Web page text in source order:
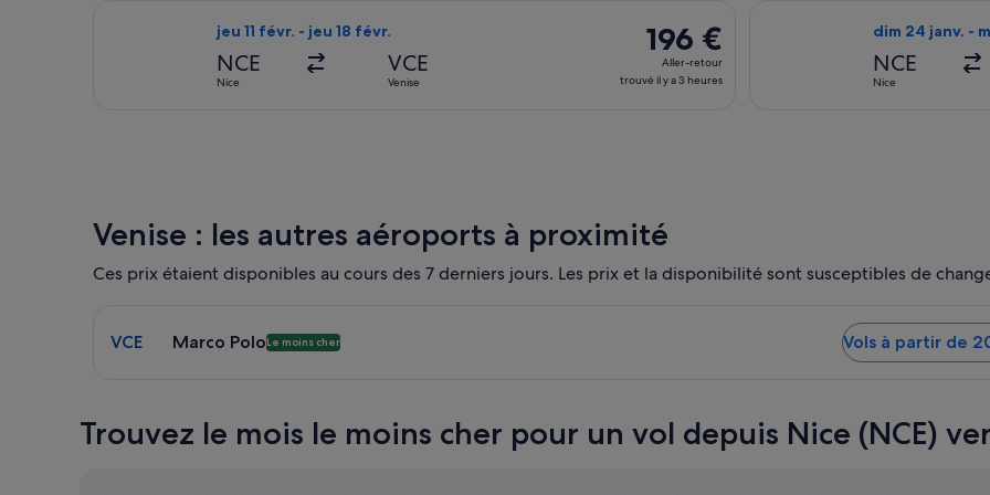
y
a
heure
jeu 11 févr. - jeu 18 févr.
NCE
Nice
VCE
Venise
196 €
Aller-
retour,
196 €
Aller-retour
trouvé il y a 3 heures
dim 24 janv. -
NCE
Nice
Venise : les autres aéroports à proximité
Ces prix étaient disponibles au cours des 7 derniers jours. Les prix et la disponibilité sont susceptibles de
VCE Marco PoloLe moins cher Vols à partir de
Trouvez le mois le moins cher pour un vol depuis Nice (NCE)